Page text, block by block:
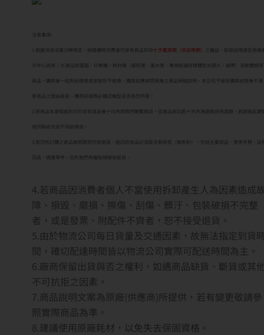
注意事項:
1.根據消保法第19條規定，網路購物消費者均享有商品到貨 七天鑑賞期（非試用期） 之權益。如欲試用請至原廠
示中心試用；3C商品如電腦、印表機、耗材類（碳粉匣、墨水匣、專用紙儲存媒體如光碟片、磁帶）及軟體類等
商品，購買後一經拆封使用或安裝恕不退換，購買前應詳閱原廠之商品規格說明，本公司不接受購買試用後不滿
意商品之理由退貨。購買前請務必確認機型是否為您所需！
2.若商品本身瑕疵則可於收到貨品後十日內與我們聯繫換貨。從商品收訖起十天內為退換貨保證期，若超過此期
視同驗收完成不得退換貨。
3.若您所訂購之商品無問題而您欲退貨，退回的商品必須是全新狀態（無拆封），包括主要商品、使用手冊、註
回函、週邊零件，否則我們有權拒絕接收退貨。
4.若商品因消費者個人不當使用拆卸產生人為因素造成
障、損毀、磨損、擦傷、刮傷、髒汙、包裝破損不完整
者，或是發票、附配件不齊者，恕不接受退貨。
5.由於物流公司每日貨量及交通因素，故無法指定到貨
間，確切配達時間皆以物流公司實際可配送時間為主。
6.廠商保留出貨與否之權利，如遇商品缺貨、斷貨或其
不可抗拒之因素。
7.商品說明文案為原廠(供應商)所提供，若有變更敬請參
照實際商品為準。
8.建議使用原廠耗材，以免失去保固資格。